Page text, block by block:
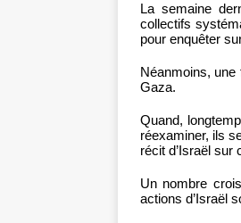
La semaine
collectifs
pour enquêter
Néanmoins,
Gaza.
Quand,
réexaminer, ils
récit d’Israël sur
Un nombre
actions d’Israël